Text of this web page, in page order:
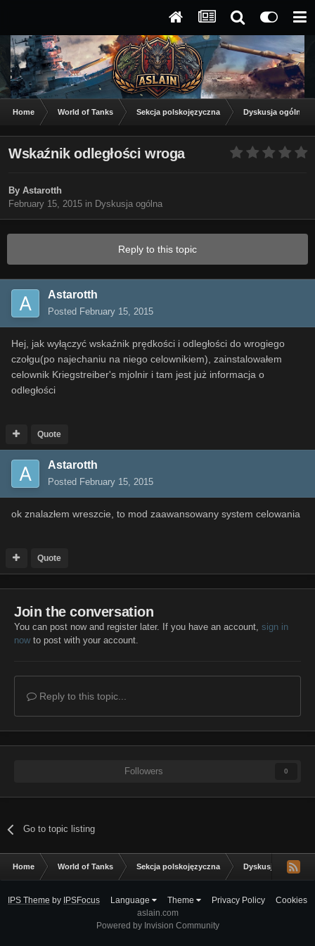
Home World of Tanks Sekcja polskojęzyczna Dyskusja ogólna
Wskaźnik odległości wroga
By Astarotth
February 15, 2015 in Dyskusja ogólna
Reply to this topic
Astarotth
Posted February 15, 2015
Hej, jak wyłączyć wskaźnik prędkości i odległości do wrogiego
czołgu(po najechaniu na niego celownikiem), zainstalowałem
celownik Kriegstreiber's mjolnir i tam jest już informacja o
odległości
Quote
Astarotth
Posted February 15, 2015
ok znalazłem wreszcie, to mod zaawansowany system celowania
Quote
Join the conversation
You can post now and register later. If you have an account, sign in
nowto post with your account.
Reply to this topic...
Followers 0
Go to topic listing
Home World of Tanks Sekcja polskojęzyczna Dyskusja ogólna
IPS Theme by IPSFocus Language Theme Privacy Policy
Cookies
aslain.com
Powered by Invision Community